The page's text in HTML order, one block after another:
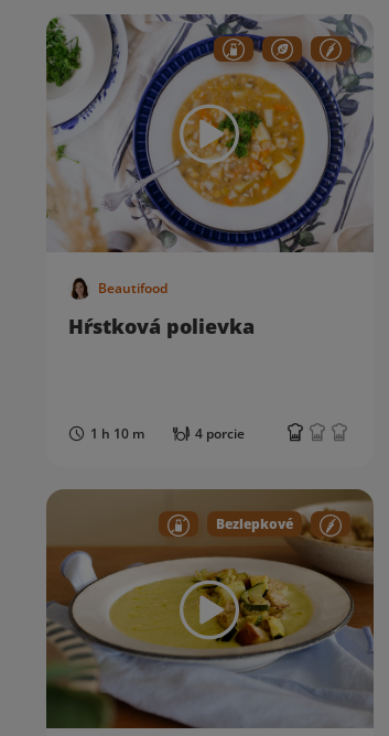
Beautifood
Hŕstková polievka
1 h 10 m 4 porcie
Bezlepkové